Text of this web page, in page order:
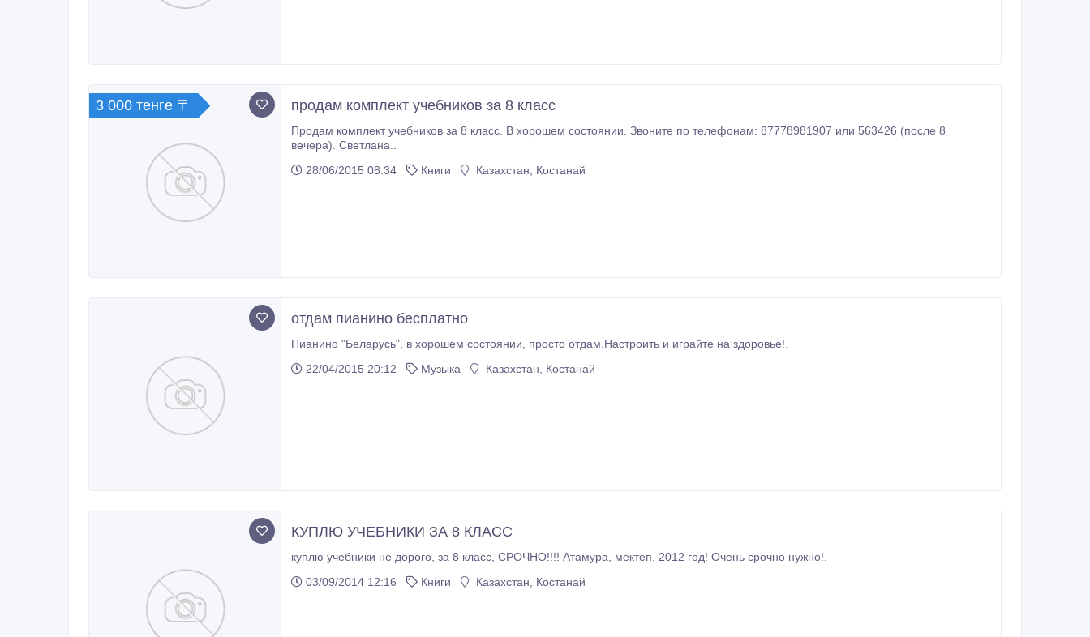
3 000 тенге 〒 продам комплект учебников за 8 класс
Продам комплект учебников за 8 класс. В хорошем состоянии. Звоните по телефонам: 87778981907 или 563426 (после 8
вечера). Светлана..
28/06/2015 08:34
Книги Казахстан, Костанай
отдам пианино бесплатно
Пианино "Беларусь", в хорошем состоянии, просто отдам.Настроить и играйте на здоровье!.
22/04/2015 20:12
Музыка Казахстан, Костанай
КУПЛЮ УЧЕБНИКИ ЗА 8 КЛАСС
куплю учебники не дорого, за 8 класс, СРОЧНО!!!! Атамура, мектеп, 2012 год! Очень срочно нужно!.
03/09/2014 12:16
Книги Казахстан, Костанай